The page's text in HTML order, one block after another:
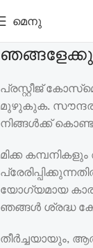
മെനു
പ്രസ്റ്റീജ്
മുഴുകുക.
നിങ്ങൾക്ക്
മിക്ക
യോഗ്യമായ
ഞങ്ങൾ ശ്രദ്ധ
തീർച്ചയായും,